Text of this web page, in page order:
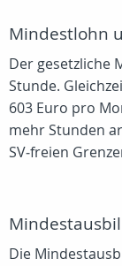
Mindestlohn
Der gesetzliche
Stunde.
603 Euro pro
mehr Stunden
SV‑freien
Die